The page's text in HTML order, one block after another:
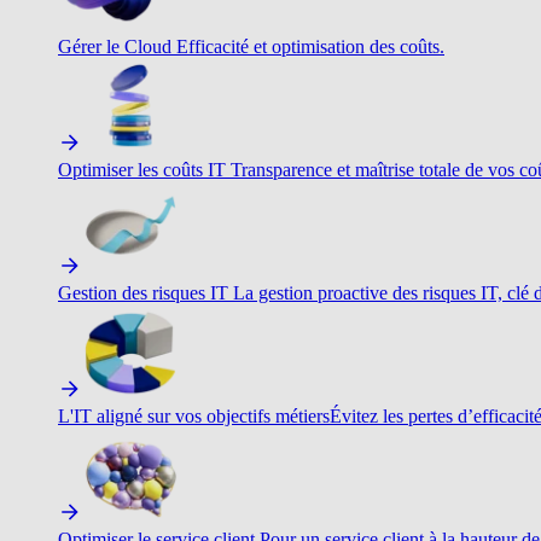
Gérer le Cloud Efficacité et optimisation des coûts.
Optimiser les coûts IT Transparence et maîtrise totale de vos
Gestion des risques IT La gestion proactive des risques IT, clé
L'IT aligné sur vos objectifs métiersÉvitez les pertes